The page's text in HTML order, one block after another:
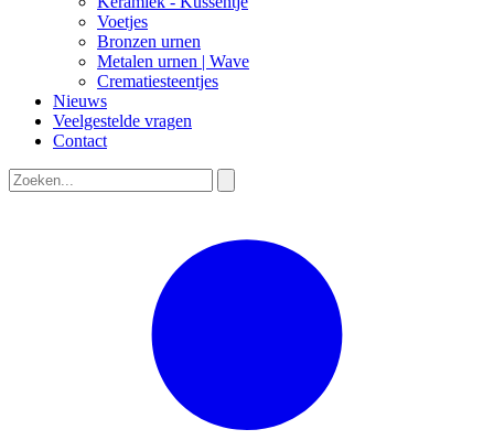
Voetjes
Bronzen urnen
Metalen urnen | Wave
Crematiesteentjes
Nieuws
Veelgestelde vragen
Contact